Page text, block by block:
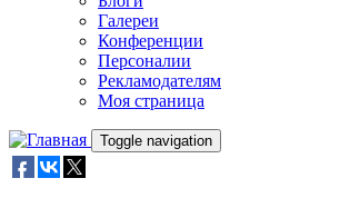
Галереи
Конференции
Персоналии
Рекламодателям
Моя страница
Toggle navigation